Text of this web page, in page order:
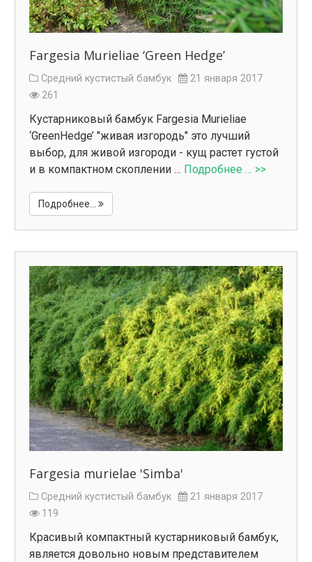
Fargesia Murieliae ‘Green Hedge’
Средний кустистый бамбук
21 января 2017
261
Кустарниковый бамбук Fargesia Murieliae
‘GreenHedge’ "живая изгородь" это лучший
выбор, для живой изгороди - кущ растет густой
и в компактном скоплении … Подробнее … >>
Подробнее...
Fargesia murielae 'Simba'
Средний кустистый бамбук
21 января 2017
119
Красивый компактный кустарниковый бамбук,
является довольно новым представителем